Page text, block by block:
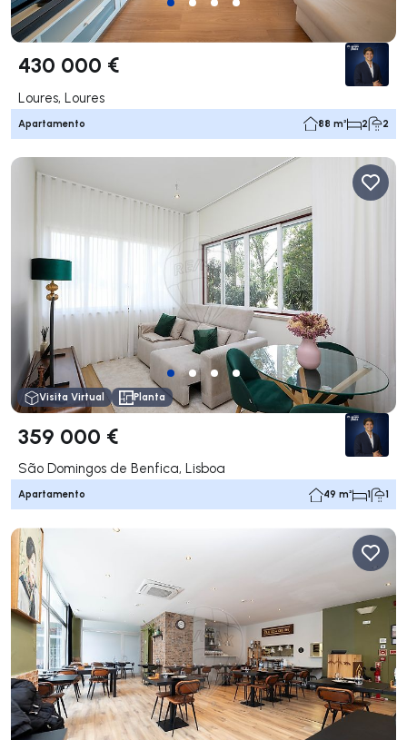
430 000 €
Loures, Loures
Apartamento 88 m² 2 2
Visita Virtual Planta
359 000 €
São Domingos de Benfica, Lisboa
Apartamento 49 m² 1 1